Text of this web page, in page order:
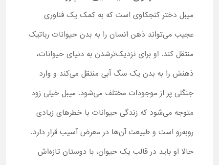
میبل دختر کنجکاوی است که به کمک یک فناوری
عجیب می‌تواند ذهن انسان را به بدن حیوانات رباتیک
منتقل کند. او برای نزدیک‌ترشدن به دنیای حیوانات،
ذهنش را به بدن یک سگ‌ آبی منتقل می‌کند و وارد
جنگلی پر از موجودات مختلف می‌شود. میبل خیلی زود
متوجه می‌شود که زندگی حیوانات با خطرهای زیادی
روبه‌رو است و طبیعت آن‌ها در معرض آسیب قرار دارد.
حالا او باید در قالب یک حیوان، با دوستان تازه‌اش